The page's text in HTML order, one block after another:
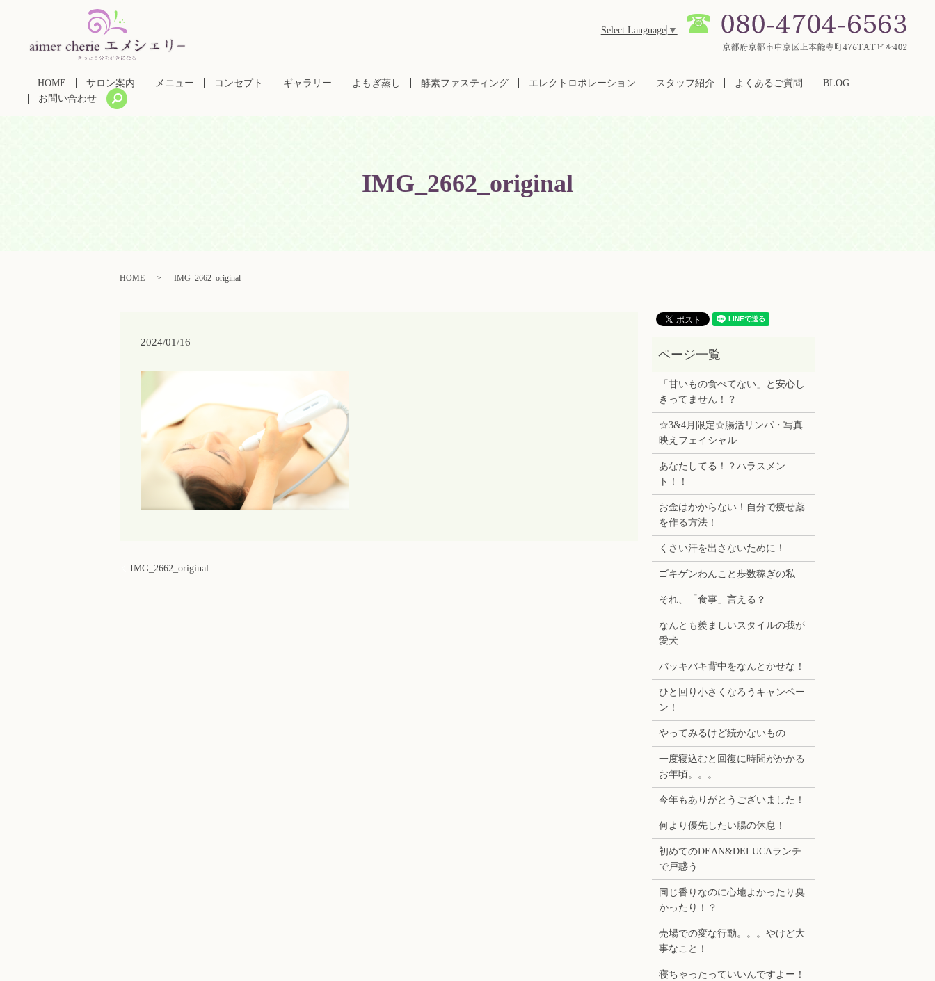
Select Language ▼
HOME サロン案内 メニュー コンセプト ギャラリー よもぎ蒸し 酵素ファスティング エレクトロポレーション スタッフ紹介 よくあるご質問
BLOG
お問い合わせ
IMG_2662_original
HOME IMG_2662_original
2024/01/16
IMG_2662_original
「甘いもの食べてない」と安心し
きってません！？
☆3&4月限定☆腸活リンパ・写真
映えフェイシャル
あなたしてる！？ハラスメン
ト！！
お金はかからない！自分で痩せ薬
を作る方法！
くさい汗を出さないために！
ゴキゲンわんこと歩数稼ぎの私
それ、「食事」言える？
なんとも羨ましいスタイルの我が
愛犬
バッキバキ背中をなんとかせな！
ひと回り小さくなろうキャンペー
ン！
やってみるけど続かないもの
一度寝込むと回復に時間がかかる
お年頃。。。
今年もありがとうございました！
何より優先したい腸の休息！
初めてのDEAN&DELUCAランチ
で戸惑う
同じ香りなのに心地よかったり臭
かったり！？
売場での変な行動。。。やけど大
事なこと！
寝ちゃったっていいんですよー！